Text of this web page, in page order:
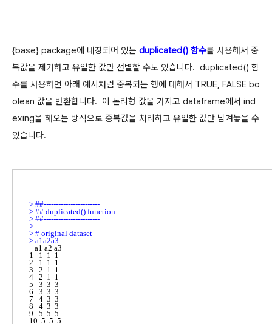
{base} package에 내장되어 있는 duplicated() 함수를 사용해서 중
복값을 제거하고 유일한 값만 선별할 수도 있습니다. duplicated() 함
수를 사용하면 아래 예시처럼 중복되는 행에 대해서 TRUE, FALSE bo
olean 값을 반환합니다. 이 논리형 값을 가지고 dataframe에서 ind
exing을 해오는 방식으로 중복값을 처리하고 유일한 값만 남겨놓을 수
있습니다.
>
>
>
>
>
>
1   1  1  1
2   1  1  1
3   2  1  1
4   2  1  1
5   3  3  3
6   3  3  3
7   4  3  3
8   4  3  3
9   5  5  5
10  5  5  5